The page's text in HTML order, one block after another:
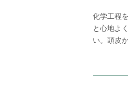
化学工程
と心地よ
い。頭皮